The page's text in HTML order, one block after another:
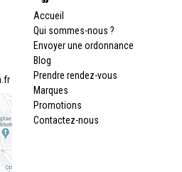
Accueil
Qui sommes-nous ?
Envoyer une ordonnance
Blog
Prendre rendez-vous
Marques
Promotions
Contactez-nous